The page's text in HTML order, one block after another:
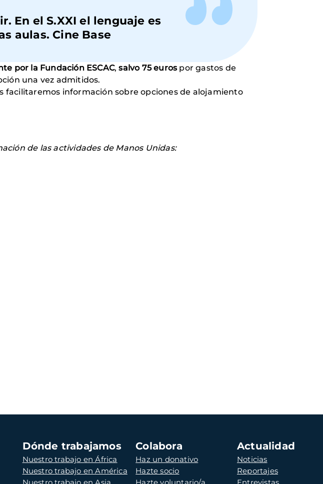
En el S.XXI el lenguaje es
aulas. Cine Base
por la Fundación ESCAC,salvo 75 eurospor gastos de
una vez admitidos.
facilitaremos información sobre opciones de alojamiento
de las actividades de Manos Unidas:
Dónde trabajamos
Nuestro trabajo en África
Nuestro trabajo en América
Colabora
Haz un donativo
Hazte socio
Actualidad
Noticias
Reportajes